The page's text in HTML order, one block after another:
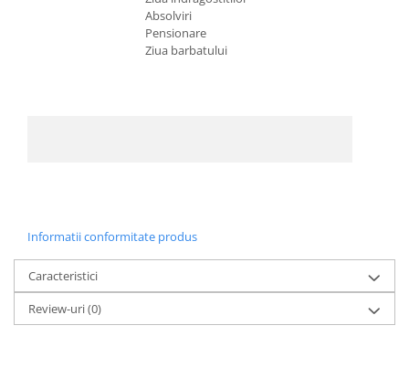
Absolviri
Pensionare
Ziua barbatului
Informatii conformitate produs
Caracteristici
Review-uri(0)